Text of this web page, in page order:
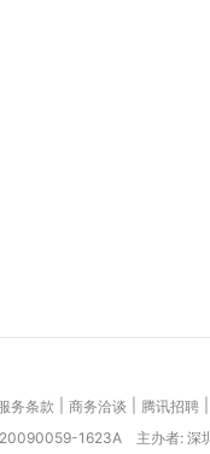
务条款 商务洽谈 腾讯招聘
1623A 主办者: 深